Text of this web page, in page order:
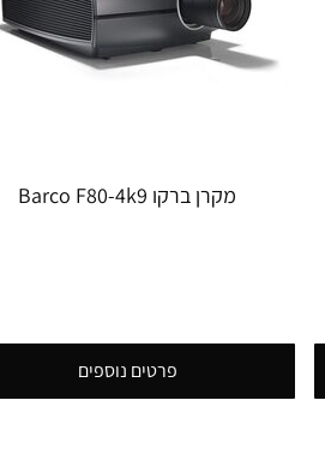
מקרן ברקו Barco F80-4k9
פרטים נוספים